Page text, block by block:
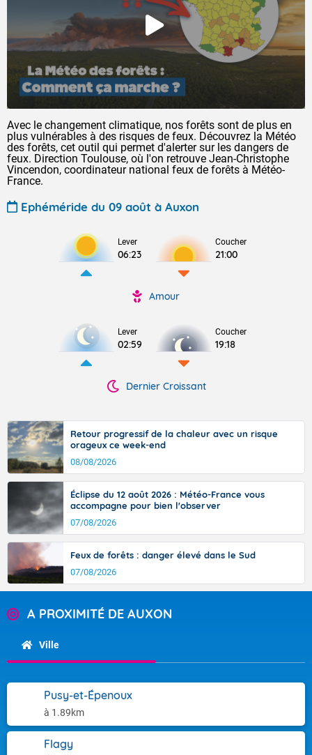
Avec le changement climatique, nos forêts sont de plus en
plus vulnérables à des risques de feux. Découvrez la Météo
des forêts, cet outil qui permet d'alerter sur les dangers de
feux. Direction Toulouse, où l'on retrouve Jean-Christophe
Vincendon, coordinateur national feux de forêts à Météo-
France.
Ephéméride du 09 août à Auxon
Lever
06:23
Coucher
21:00
Amour
Lever
02:59
Coucher
19:18
Dernier Croissant
Retour progressif de la chaleur avec un risque
orageux ce week-end
08/08/2026
Éclipse du 12 août 2026 : Météo-France vous
accompagne pour bien l'observer
07/08/2026
Feux de forêts : danger élevé dans le Sud
07/08/2026
A PROXIMITÉ DE AUXON
Ville
Pusy-et-Épenoux
à 1.89km
Flagy